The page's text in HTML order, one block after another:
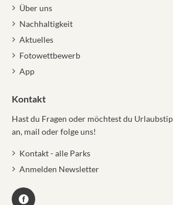
Über uns
Nachhaltigkeit
Aktuelles
Fotowettbewerb
App
Kontakt
Hast du Fragen oder möchtest du
an, mail oder folge uns!
Kontakt - alle Parks
Anmelden Newsletter